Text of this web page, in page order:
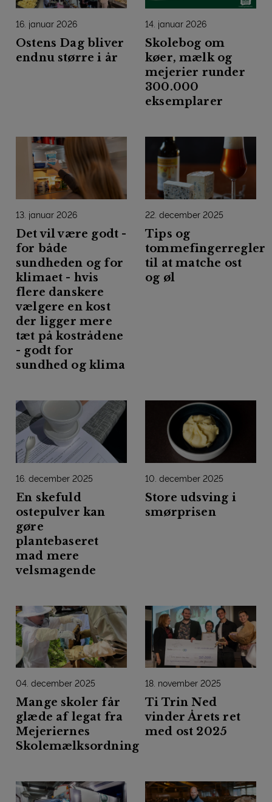
16. januar 2026
Ostens Dag bliver
endnu større i år
14. januar 2026
Skolebog om
køer, mælk og
mejerier runder
300.000
eksemplarer
13. januar 2026
Det vil være godt -
for både
sundheden og for
klimaet - hvis
flere danskere
vælgere en kost
der ligger mere
tæt på kostrådene
- godt for
sundhed og klima
22. december 2025
Tips og
tommefingerregler
til at matche ost
og øl
16. december 2025
En skefuld
ostepulver kan
gøre
plantebaseret
mad mere
velsmagende
10. december 2025
Store udsving i
smørprisen
04. december 2025
Mange skoler får
glæde af legat fra
Mejeriernes
Skolemælksordning
18. november 2025
Ti Trin Ned
vinder Årets ret
med ost 2025